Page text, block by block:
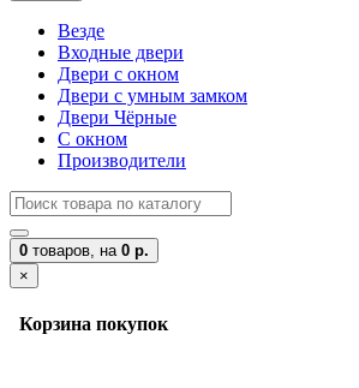
Везде
Входные двери
Двери с окном
Двери с умным замком
Двери Чёрные
C окном
Производители
0 товаров, на 0 р.
×
Корзина покупок